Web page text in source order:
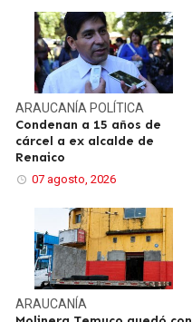
ARAUCANÍA POLÍTICA
Condenan a 15 años de
cárcel a ex alcalde de
Renaico
07 agosto, 2026
ARAUCANÍA